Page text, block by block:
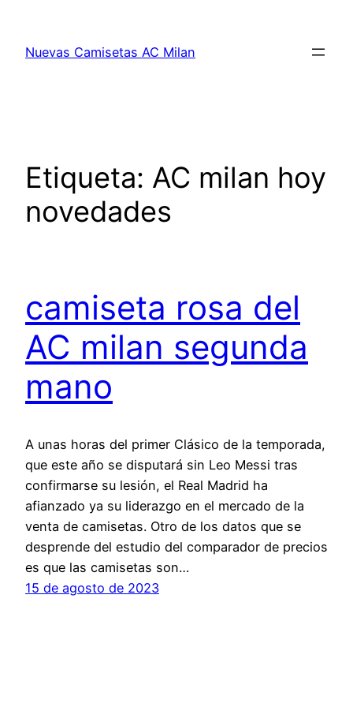
contenido
Nuevas Camisetas AC Milan
Etiqueta: AC milan hoy
novedades
camiseta rosa del
AC milan segunda
mano
A unas horas del primer Clásico de la temporada,
que este año se disputará sin Leo Messi tras
confirmarse su lesión, el Real Madrid ha
afianzado ya su liderazgo en el mercado de la
venta de camisetas. Otro de los datos que se
desprende del estudio del comparador de precios
es que las camisetas son…
15 de agosto de 2023